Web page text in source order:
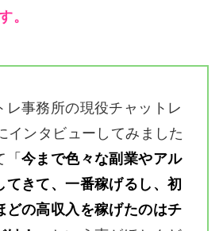
。
レ事務所の現役チャットレ
インタビューしてみました
「今まで色々な副業やアル
てきて、一番稼げるし、初
どの高収入を稼げたのはチ